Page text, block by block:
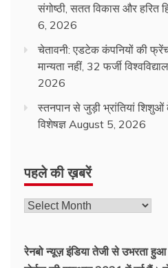
संगोष्ठी, सतत विकास और हरित
6, 2026
चेतावनी: एडटेक कंपनियों की
मान्यता नहीं, 32 फर्जी
2026
स्तनपान से जुड़ी भ्रांतियां
विशेषज्ञ August 5, 2026
पहले की ख़बरें
पहले
रेनबो न्यूज़ इंडिया तेजी से उभरता